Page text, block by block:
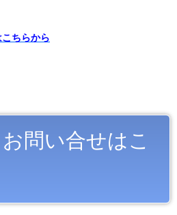
ちらから
問い合せはこ